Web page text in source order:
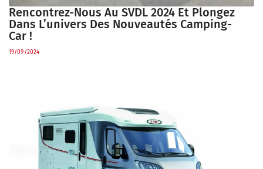
Rencontrez-Nous Au SVDL 2024 Et Plongez
Dans L’univers Des Nouveautés Camping-
Car !
19/09/2024